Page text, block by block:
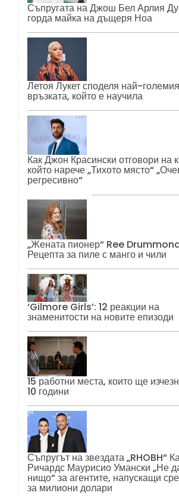
Съпругата на Джош Бел Арлия
горда майка на дъщеря Ноа
Летоя Лукет споделя най-
връзката, който е научила
Как Джон Красински отговори на
който нарече „Тихото място“
регресивно“
„Жената пионер“ Ree
Рецепта за пиле с манго и чили
‘Gilmore Girls’: 12 реакции на
знаменитости на новите епизоди
15 работни места, които ще
10 години
Съпругът на звездата „RHOBH“
Ричардс Маурисио Умански „Не
нищо“ за агентите, напускащи
за милиони долари